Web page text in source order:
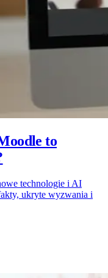
to
technologie i AI
ukryte wyzwania i